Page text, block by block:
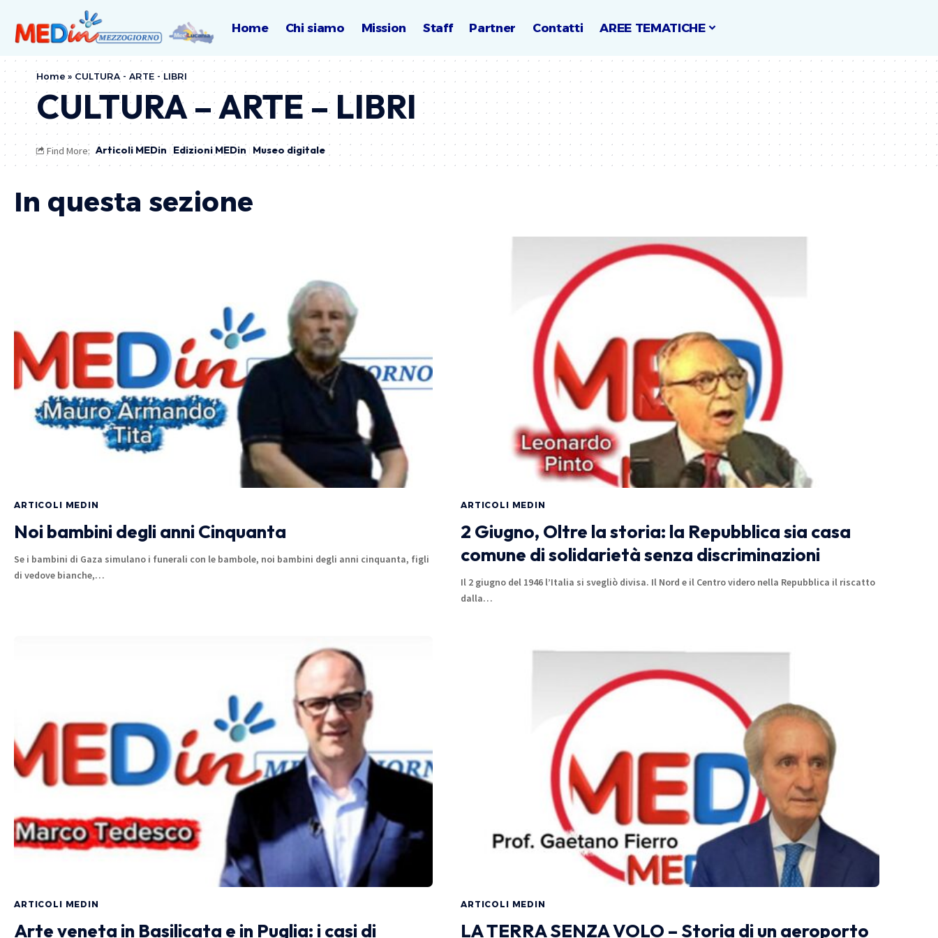
Home Chi siamo Mission Staff Partner Contatti AREE TEMATICHE
Home » CULTURA - ARTE - LIBRI
CULTURA – ARTE – LIBRI
Find More: Articoli MEDin Edizioni MEDin Museo digitale
In questa sezione
ARTICOLI MEDIN
Noi bambini degli anni Cinquanta
Se i bambini di Gaza simulano i funerali con le bambole, noi bambini degli anni cinquanta, figli
di vedove bianche,…
ARTICOLI MEDIN
2 Giugno, Oltre la storia: la Repubblica sia casa
comune di solidarietà senza discriminazioni
Il 2 giugno del 1946 l’Italia si svegliò divisa. Il Nord e il Centro videro nella Repubblica il riscatto
dalla…
ARTICOLI MEDIN
Arte veneta in Basilicata e in Puglia: i casi di
ARTICOLI MEDIN
LA TERRA SENZA VOLO – Storia di un aeroporto